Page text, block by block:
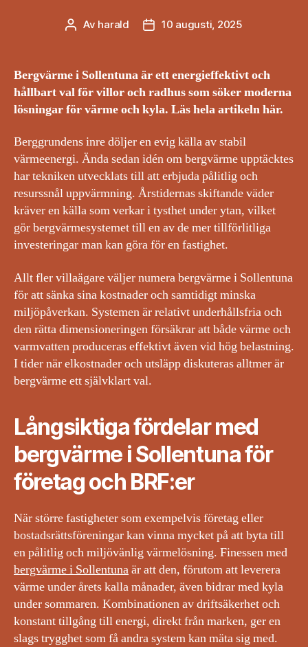
Inläggsförfattare
Av harald Inläggsdatum
10 augusti, 2025
Bergvärme i Sollentuna är ett energieffektivt och
hållbart val för villor och radhus som söker moderna
lösningar för värme och kyla. Läs hela artikeln här.
Berggrundens inre döljer en evig källa av stabil
värmeenergi. Ända sedan idén om bergvärme upptäcktes
har tekniken utvecklats till att erbjuda pålitlig och
resurssnål uppvärmning. Årstidernas skiftande väder
kräver en källa som verkar i tysthet under ytan, vilket
gör bergvärmesystemet till en av de mer tillförlitliga
investeringar man kan göra för en fastighet.
Allt fler villaägare väljer numera bergvärme i Sollentuna
för att sänka sina kostnader och samtidigt minska
miljöpåverkan. Systemen är relativt underhållsfria och
den rätta dimensioneringen försäkrar att både värme och
varmvatten produceras effektivt även vid hög belastning.
I tider när elkostnader och utsläpp diskuteras alltmer är
bergvärme ett självklart val.
Långsiktiga fördelar med
bergvärme i Sollentuna för
företag och BRF:er
När större fastigheter som exempelvis företag eller
bostadsrättsföreningar kan vinna mycket på att byta till
en pålitlig och miljövänlig värmelösning. Finessen med
bergvärme i Sollentunaär att den, förutom att leverera
värme under årets kalla månader, även bidrar med kyla
under sommaren. Kombinationen av driftsäkerhet och
konstant tillgång till energi, direkt från marken, ger en
slags trygghet som få andra system kan mäta sig med.